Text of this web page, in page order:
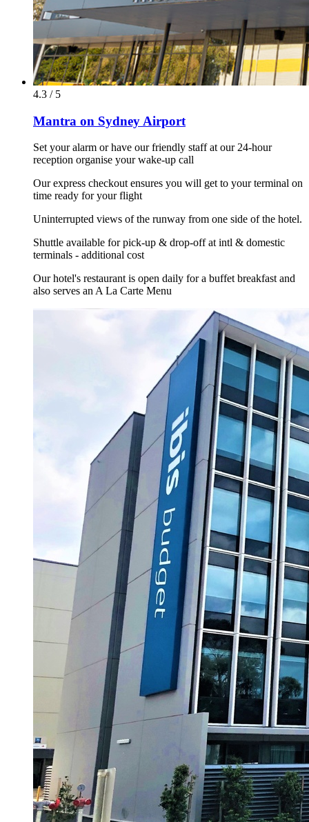
4.3 / 5
Mantra on Sydney Airport
Set your alarm or have our friendly staff at our 24-hour
reception organise your wake-up call
Our express checkout ensures you will get to your terminal on
time ready for your flight
Uninterrupted views of the runway from one side of the hotel.
Shuttle available for pick-up & drop-off at intl & domestic
terminals - additional cost
Our hotel's restaurant is open daily for a buffet breakfast and
also serves an A La Carte Menu